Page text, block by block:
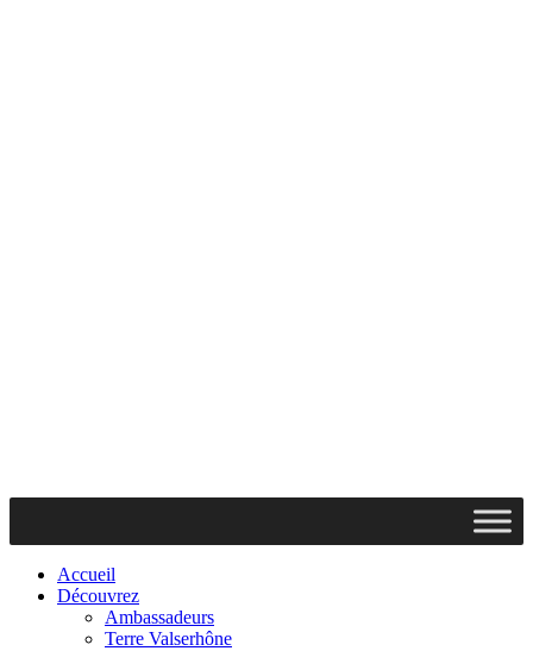
Accueil
Découvrez
Ambassadeurs
Terre Valserhône